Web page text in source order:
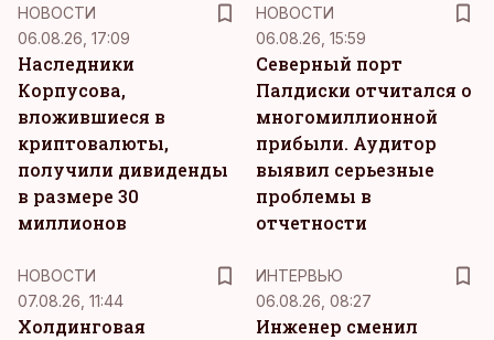
НОВОСТИ
06.08.26, 17:09
Наследники
Корпусова,
вложившиеся в
криптовалюты,
получили дивиденды
в размере 30
миллионов
НОВОСТИ
06.08.26, 15:59
Северный порт
Палдиски отчитался о
многомиллионной
прибыли. Аудитор
выявил серьезные
проблемы в
отчетности
НОВОСТИ
07.08.26, 11:44
Холдинговая
ИНТЕРВЬЮ
06.08.26, 08:27
Инженер сменил